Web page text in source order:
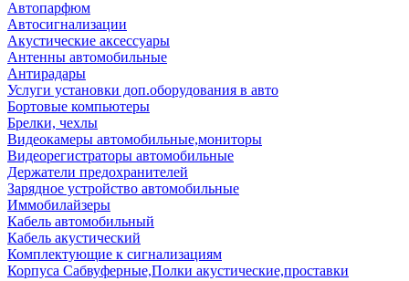
Автопарфюм
Автосигнализации
Акустические аксессуары
Антенны автомобильные
Антирадары
Услуги установки доп.оборудования в авто
Бортовые компьютеры
Брелки, чехлы
Видеокамеры автомобильные,мониторы
Видеорегистраторы автомобильные
Держатели предохранителей
Зарядное устройство автомобильные
Иммобилайзеры
Кабель автомобильный
Кабель акустический
Комплектующие к сигнализациям
Корпуса Сабвуферные,Полки акустические,проставки